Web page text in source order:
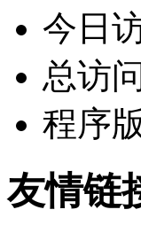
今日
总访
程序
友情链